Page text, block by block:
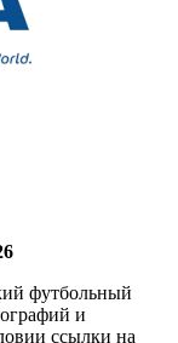
футбольный
и
ссылки на